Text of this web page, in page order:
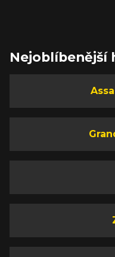
Nejoblíbenější